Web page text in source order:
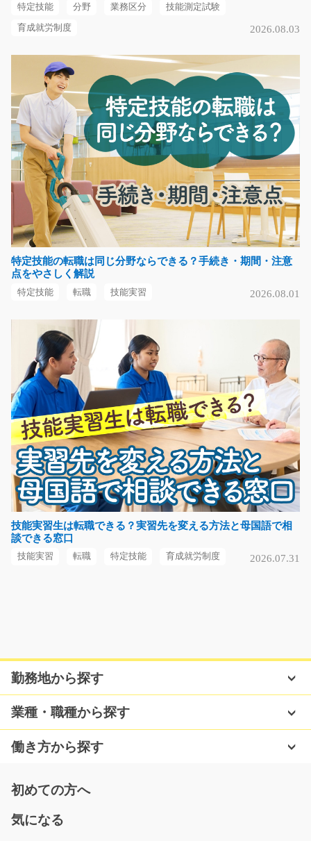
愛知県春日井市
データ入力 仕分け 伝票整理の事務/i02_00044
急募
未経験の方も大歓迎♪丁寧な研修があるので安心して働け
ます☆かんたんなパ…
長期（3ヶ月以上）
時給1200円～
大阪府大阪市住之江区
気になる
自動車のプラスチック部品の目視検査/y01_00106
急募
【20代～40代の男女方活躍中の企業さん・土日休み】プ
ラスチック部品のバ…
長期（3ヶ月以上）
時給1150円～
愛知県一宮市
気になる
海外部門での翻訳・通訳/y11_00626
急募
★海外部門での翻訳・通訳のお仕事 ★英語、日本語共に
出来る方★ ★プラベー…
製品の製造補助(リーチリフト経験者優遇)/i02_000
90
男性スタッフさん活躍中の職場です♪高時給でガッツリ稼
げる！！アットホー…
長期（3ヶ月以上）
大阪府堺市西区
特定技能 分野 業務区分 技能測定試験
育成就労制度 2026.08.03
特定技能の転職は同じ分野ならできる？手続き・期間・注意
点をやさしく解説
特定技能 転職 技能実習 2026.08.01
技能実習生は転職できる？実習先を変える方法と母国語で相
談できる窓口
技能実習 転職 特定技能 育成就労制度 2026.07.31
勤務地から探す
業種・職種から探す
働き方から探す
初めての方へ
気になる